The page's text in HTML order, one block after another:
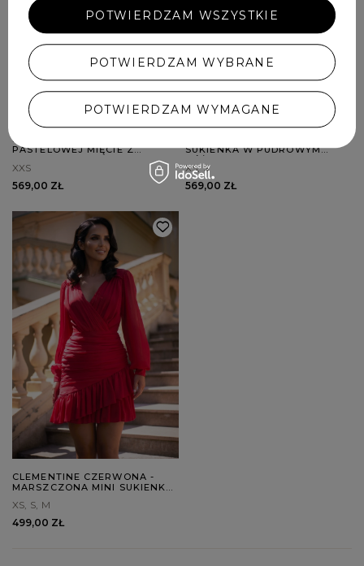
SHADE - SUKIENKA MINI W
PASTELOWEJ MIĘCIE Z
DEKOLTEM V I WYCIĘCIEM NA
PLECACH
XXS
569,00 ZŁ
SUKIENKA W PUDROWYM
XS S
569,00 ZŁ
CLEMENTINE CZERWONA -
MARSZCZONA MINI SUKIENKA
XS S M
499,00 ZŁ
POTWIERDZAM WYBRANE
POTWIERDZAM WYMAGANE
POTWIERDZAM WSZYSTKIE